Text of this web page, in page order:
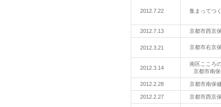
2012.7.22 集まってつ
2012.7.13 京都市西京
2012.3.21 京都市右京
2012.3.14
南区こころ
京都市南保
2012.2.28 京都市南保
2012.2.27 京都市西京